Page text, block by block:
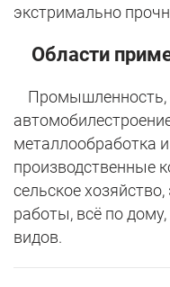
экстримально
Области
Промышленность,
металлообработка
производственные
сельское
работы, всё по
видов.